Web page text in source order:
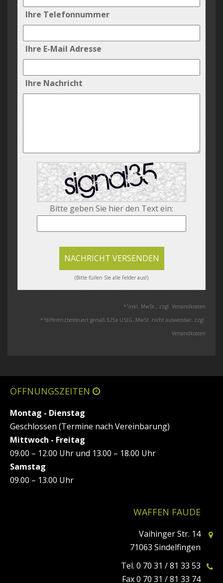
Ihre Telefonnummer
Ihre E-Mail Adresse
Ihre Nachricht
Bitte geben Sie hier den Text ein:
NACHRICHT VERSENDEN
(Bitte füllen Sie alle Felder aus!)
* 1 inkl. MwSt.; zzgl. Versandkosten
* 2differenzbesteuert gemäß §25a UStG.;MwSt. nicht ausweisbar; zzgl.
Versandkosten
ÖFFNUNGSZEITEN
Montag - Dienstag
Geschlossen (Termine nach Vereinbarung)
Mittwoch - Freitag
09.00 – 12.00 Uhr und 13.00 – 18.00 Uhr
Samstag
09.00 – 13.00 Uhr
WAFFEN FAUDE
Vaihinger Str. 14
71063 Sindelfingen
Tel. 0 70 31 / 81 33 53
Fax 0 70 31 / 81 33 74